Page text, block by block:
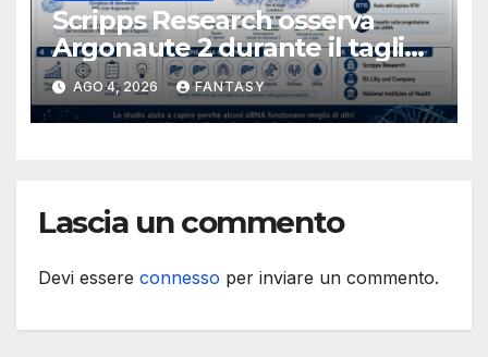
Scripps Research osserva
Argonaute 2 durante il taglio
dell’RNA e apre nuove
prospettive per i farmaci
siRNA
AGO 4, 2026 FANTASY
Lascia un commento
Devi essere connesso per inviare un commento.